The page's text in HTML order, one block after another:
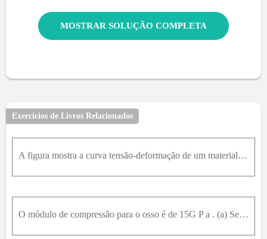
MOSTRAR SOLUÇÃO COMPLETA
Exercícios de Livros Relacionados
A figura mostra a curva tensão-deformação de um material. A escala do eixo das tensões é definida por s=300 , em unidades de 10 6N / m ² ². Determine (a) o módulo de Young e (b) o valor aproximado do
O módulo de compressão para o osso é de 15G P a . (a) Se uma mergulhadora em treinamento estiver vestindo um traje pressurizado, por quanto a pressão teria de ser elevada (em atmosferas) acima da pres